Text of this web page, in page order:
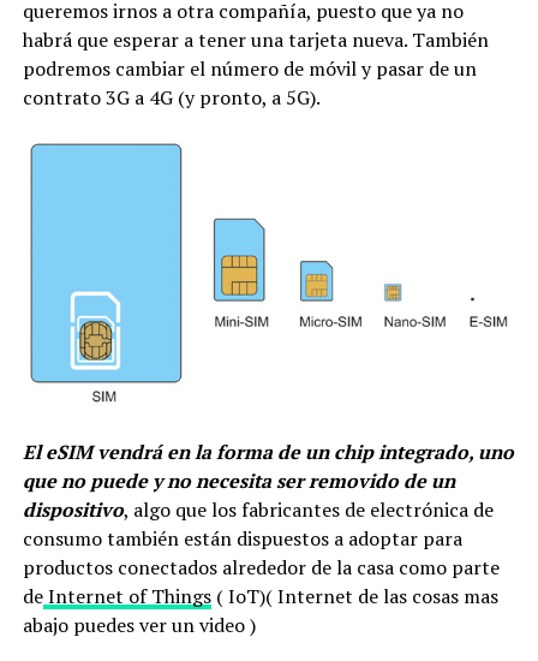
queremos irnos a otra compañía, puesto que ya no
habrá que esperar a tener una tarjeta nueva. También
podremos cambiar el número de móvil y pasar de un
contrato 3G a 4G (y pronto, a 5G).
El eSIM vendrá en la forma de un chip integrado, uno
que no puede y no necesita ser removido de un
dispositivo, algo que los fabricantes de electrónica de
consumo también están dispuestos a adoptar para
productos conectados alrededor de la casa como parte
deInternet of Things( IoT)( Internet de las cosas mas
abajo puedes ver un video )